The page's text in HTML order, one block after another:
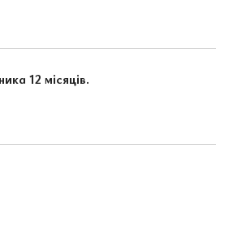
12 місяців.